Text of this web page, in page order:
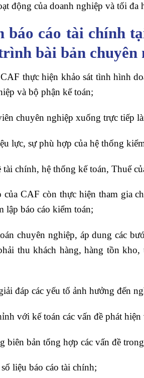
động của doanh nghiệp và tối đa
báo cáo tài chính
bài bản chuyên
thực hiện khảo sát tình hình
và bộ phận kế toán;
chuyên nghiệp xuống trực tiếp
lực, sự phù hợp của hệ thống
chính, hệ thống kế toán, Thuế
CAF còn thực hiện tham gia
lập báo cáo kiểm toán;
chuyên nghiệp, áp dung các
thu khách hàng, hàng tồn
đáp các yếu tố ảnh hưởng đến
với kế toán các vấn đề phát hiện
biên bản tổng hợp các vấn đề
liệu báo cáo tài chính;